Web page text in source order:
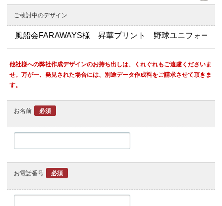
ご検討中のデザイン
他社様への弊社作成デザインのお持ち出しは、くれぐれもご遠慮くださいま
せ。万が一、発見された場合には、別途データ作成料をご請求させて頂きま
す。
お名前 必須
お電話番号 必須